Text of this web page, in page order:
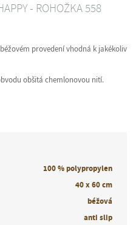
- ROHOŽKA 558
provedení vhodná k jakékoliv
obšitá chemlonovou nití.
100 % polypropylen
40 x 60 cm
béžová
anti slip